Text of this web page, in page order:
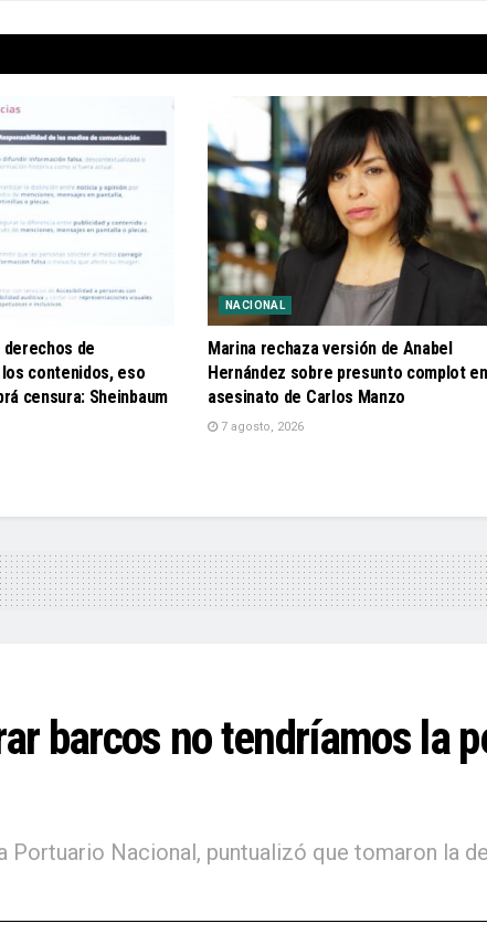
de
contenidos, eso
censura: Sheinbaum
NACIONAL
Marina rechaza versión de Anabel
Hernández sobre presunto complot en
asesinato de Carlos Manzo
7 agosto, 2026
barcos no tendríamos la
Nacional, puntualizó que tomaron la